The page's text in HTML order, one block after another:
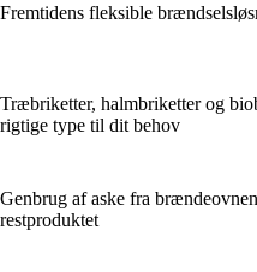
Fremtidens fleksible
Træbriketter, halmbriketter og
rigtige type til dit behov
Genbrug af aske fra
restproduktet